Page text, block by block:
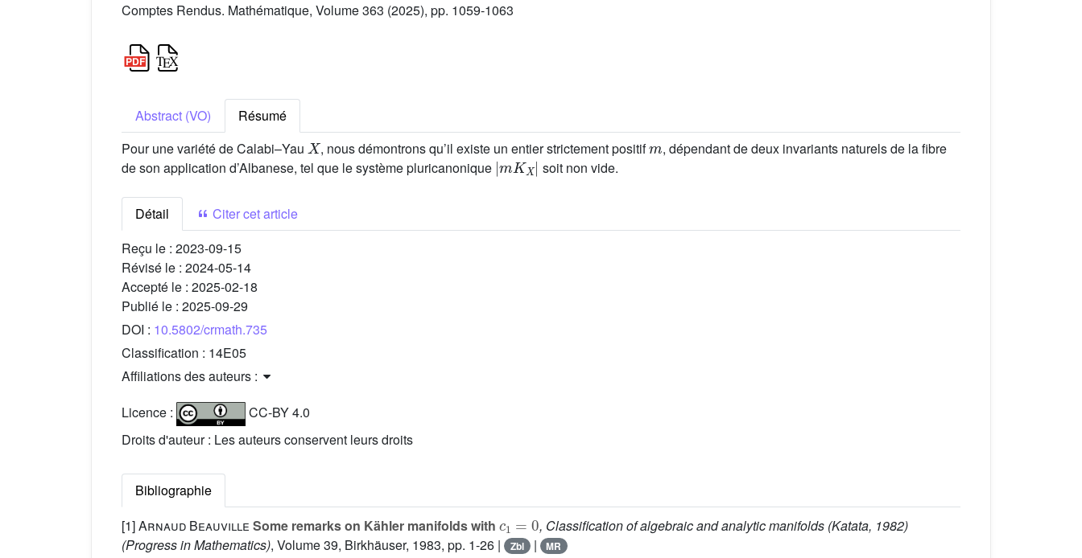
Comptes Rendus. Mathématique, Volume 363 (2025), pp. 1059-1063
Abstract (VO)
Résumé
Pour une variété de Calabi–Yau
X
, nous démontrons qu’il existe un entier strictement positif
m
, dépendant de deux invariants naturels de la fibre
de son application d’Albanese, tel que le système pluricanonique
|mKX|
soit non vide.
Détail
Citer cet article
Reçu le : 2023-09-15
Révisé le : 2024-05-14
Accepté le : 2025-02-18
Publié le : 2025-09-29
DOI : 10.5802/crmath.735
Classification : 14E05
Affiliations des auteurs :
Licence :
CC-BY 4.0
Droits d'auteur : Les auteurs conservent leurs droits
Bibliographie
[1]Arnaud Beauville Some remarks on Kähler manifolds with
c1=0
, Classification of algebraic and analytic manifolds (Katata, 1982)
(Progress in Mathematics), Volume 39, Birkhäuser, 1983, pp. 1-26 | Zbl | MR